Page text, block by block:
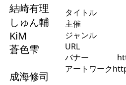
結崎有理
しゅん輔
KiM
蒼色雫
成海修司
タイトル
主催
ジャンル
URL
バナー
アートワーク